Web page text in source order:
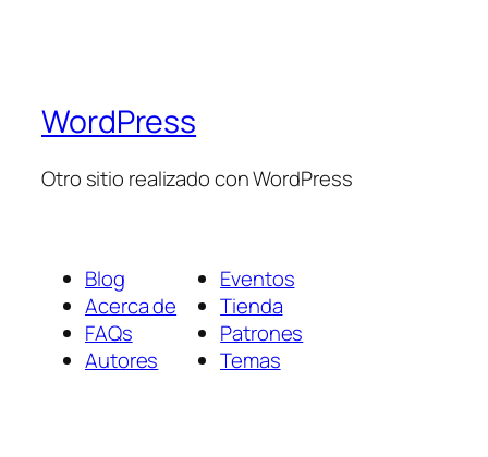
WordPress
Otro sitio realizado con WordPress
Blog
Acerca de
FAQs
Autores
Eventos
Tienda
Patrones
Temas